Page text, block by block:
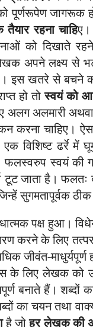
जागरूक
तैयाररहना चाहिए।
को दिखाते
अपने लक्ष्य से
इस खतरे से बचने
हो तोस्वयं को
अलग अलमारी
करना चाहिए।
विशिष्ट ढर्रे में
फलस्वरुप स्वयं की
टूट जाता है।
सुगमतापूर्वक
पक्ष हुआ।
करने के लिए
जीवंत-माधुर्यपूर्ण
के लिए लेखक को
बनाते हैं। शब्दों
का चयन तथा
है जोहर लेखक की